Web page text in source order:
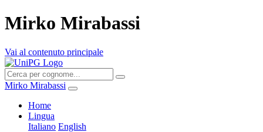
Mirko Mirabassi
Vai al contenuto principale
Mirko Mirabassi
Home
Lingua
Italiano English